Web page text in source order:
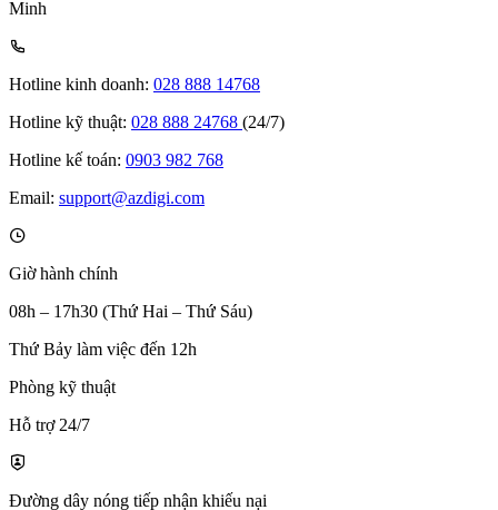
Minh
Hotline kinh doanh: 028 888 14768
Hotline kỹ thuật: 028 888 24768 (24/7)
Hotline kế toán: 0903 982 768
Email: support@azdigi.com
Giờ hành chính
08h – 17h30 (Thứ Hai – Thứ Sáu)
Thứ Bảy làm việc đến 12h
Phòng kỹ thuật
Hỗ trợ 24/7
Đường dây nóng tiếp nhận khiếu nại